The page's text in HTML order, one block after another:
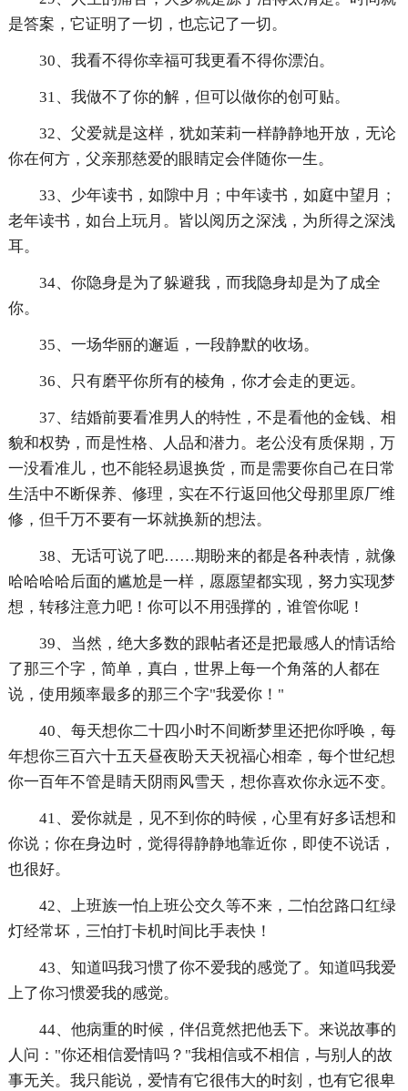
是答案，它证明了一切，也忘记了一切。
30、我看不得你幸福可我更看不得你漂泊。
31、我做不了你的解，但可以做你的创可贴。
32、父爱就是这样，犹如茉莉一样静静地开放，无论
你在何方，父亲那慈爱的眼睛定会伴随你一生。
33、少年读书，如隙中月；中年读书，如庭中望月；
老年读书，如台上玩月。皆以阅历之深浅，为所得之深浅
耳。
34、你隐身是为了躲避我，而我隐身却是为了成全
你。
35、一场华丽的邂逅，一段静默的收场。
36、只有磨平你所有的棱角，你才会走的更远。
37、结婚前要看准男人的特性，不是看他的金钱、相
貌和权势，而是性格、人品和潜力。老公没有质保期，万
一没看准儿，也不能轻易退换货，而是需要你自己在日常
生活中不断保养、修理，实在不行返回他父母那里原厂维
修，但千万不要有一坏就换新的想法。
38、无话可说了吧……期盼来的都是各种表情，就像
哈哈哈哈后面的尴尬是一样，愿愿望都实现，努力实现梦
想，转移注意力吧！你可以不用强撑的，谁管你呢！
39、当然，绝大多数的跟帖者还是把最感人的情话给
了那三个字，简单，真白，世界上每一个角落的人都在
说，使用频率最多的那三个字"我爱你！"
40、每天想你二十四小时不间断梦里还把你呼唤，每
年想你三百六十五天昼夜盼天天祝福心相牵，每个世纪想
你一百年不管是睛天阴雨风雪天，想你喜欢你永远不变。
41、爱你就是，见不到你的時候，心里有好多话想和
你说；你在身边时，觉得得静静地靠近你，即使不说话，
也很好。
42、上班族一怕上班公交久等不来，二怕岔路口红绿
灯经常坏，三怕打卡机时间比手表快！
43、知道吗我习惯了你不爱我的感觉了。知道吗我爱
上了你习惯爱我的感觉。
44、他病重的时候，伴侣竟然把他丢下。来说故事的
人问："你还相信爱情吗？"我相信或不相信，与别人的故
事无关。我只能说，爱情有它很伟大的时刻，也有它很卑